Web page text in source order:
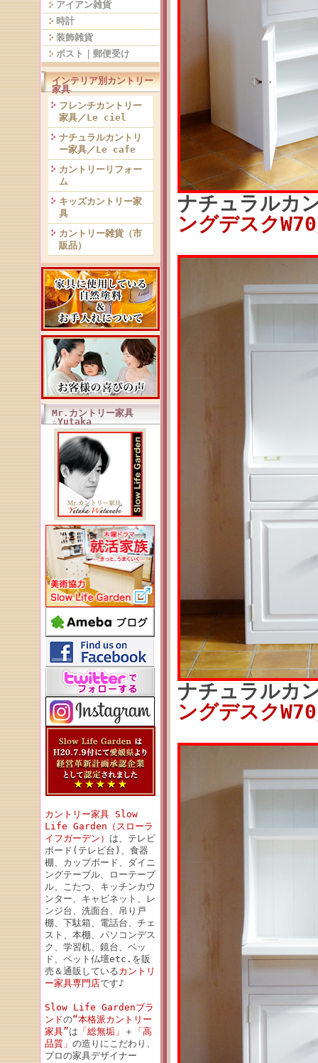
アイアン雑貨
時計
装飾雑貨
ポスト｜郵便受け
インテリア別カントリー
家具
フレンチカントリー
家具／Le ciel
ナチュラルカントリ
ー家具／Le cafe
カントリーリフォー
ム
キッズカントリー家
具
カントリー雑貨（市
販品）
Mr.カントリー家具
☆Yutaka
カントリー家具 Slow
Life Garden（スローラ
イフガーデン） は、テレビ
ボード(テレビ台)、食器
棚、カップボード、ダイニ
ングテーブル、ローテーブ
ル、こたつ、キッチンカウ
ンター、キャビネット、レ
ンジ台、洗面台、吊り戸
棚、下駄箱、電話台、チェ
スト、本棚、パソコンデス
ク、学習机、鏡台、ベッ
ド、ペット仏壇etc.を販
売＆通販しているカントリ
ー家具専門店です♪
Slow Life Gardenブラ
ンドの“本格派カントリー
家具”は 「総無垢」 ＋
「高
品質」 の造りにこだわり、
プロの家具デザイナー
ナチュラルカ
ングデスク
ナチュラルカ
ングデスク